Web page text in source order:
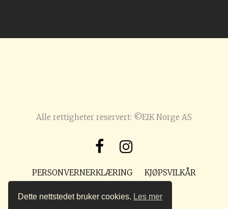
Alle rettigheter reservert: ©EIK Norge AS
PERSONVERNERKLÆRING KJØPSVILKÅR
POST@PREPPMAGASIN.NO
Dette nettstedet bruker cookies. Les mer